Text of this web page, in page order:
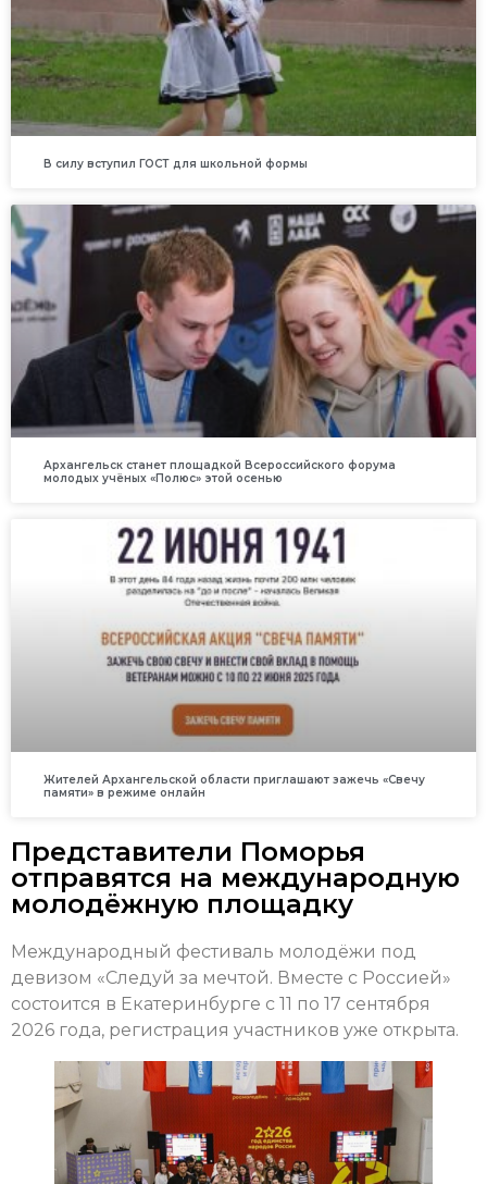
В силу вступил ГОСТ для школьной формы
Архангельск станет площадкой Всероссийского форума
молодых учёных «Полюс» этой осенью
Жителей Архангельской области приглашают зажечь «Свечу
памяти» в режиме онлайн
Представители Поморья
отправятся на международную
молодёжную площадку
Международный фестиваль молодёжи под
девизом «Следуй за мечтой. Вместе с Россией»
состоится в Екатеринбурге с 11 по 17 сентября
2026 года, регистрация участников уже открыта.